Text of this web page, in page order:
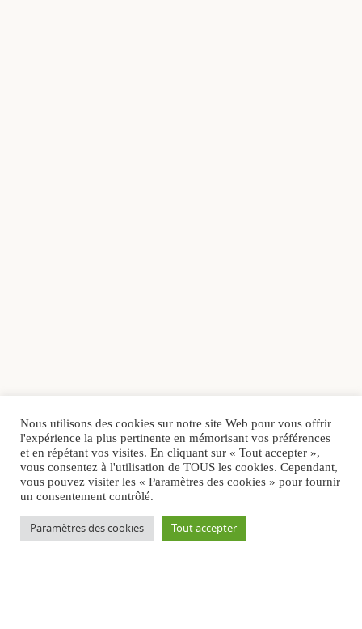
Nous utilisons des cookies sur notre site Web pour vous offrir
l'expérience la plus pertinente en mémorisant vos préférences
et en répétant vos visites. En cliquant sur « Tout accepter »,
vous consentez à l'utilisation de TOUS les cookies. Cependant,
vous pouvez visiter les « Paramètres des cookies » pour fournir
un consentement contrôlé.
Paramètres des cookies Tout accepter